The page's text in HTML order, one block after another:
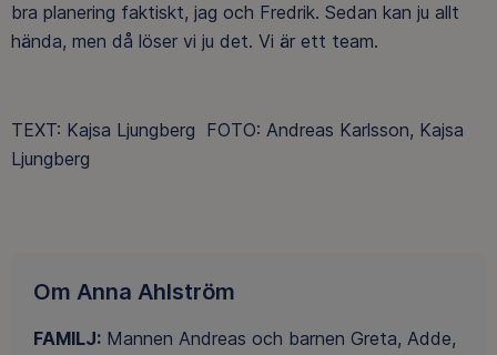
bra planering faktiskt, jag och Fredrik. Sedan kan ju allt
hända, men då löser vi ju det. Vi är ett team.
TEXT: Kajsa Ljungberg FOTO: Andreas Karlsson, Kajsa
Ljungberg
Om Anna Ahlström
FAMILJ: Mannen Andreas och barnen Greta, Adde,